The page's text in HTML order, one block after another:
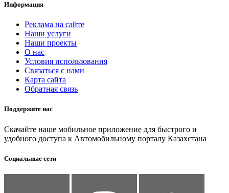
Информация
Реклама на сайте
Наши услуги
Наши проекты
О нас
Условия использования
Связаться с нами
Карта сайта
Обратная связь
Поддержите нас
Скачайте наше мобильное приложение для быстрого и
удобного доступа к Автомобильному порталу Казахстана
Социальные сети